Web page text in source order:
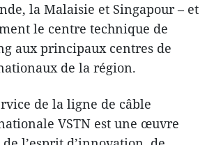
la Malaisie et Singapour – et
le centre technique de
aux principaux centres de
de la région.
de la ligne de câble
VSTN est une œuvre